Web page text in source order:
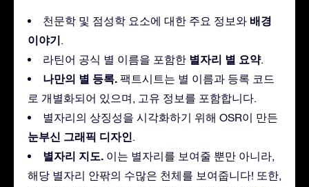
천문학 및 점성학 요소에 대한 주요 정보와 배경
이야기.
라틴어 공식 별 이름을 포함한 별자리 별 요약.
나만의 별 등록. 팩트시트는 별 이름과 등록 코드
로 개별화되어 있으며, 고유 정보를 포함합니다.
별자리의 상징성을 시각화하기 위해 OSR이 만든
눈부신 그래픽 디자인.
별자리 지도. 이는 별자리를 보여줄 뿐만 아니라,
해당 별자리 안팎의 수많은 천체를 보여줍니다! 또한,